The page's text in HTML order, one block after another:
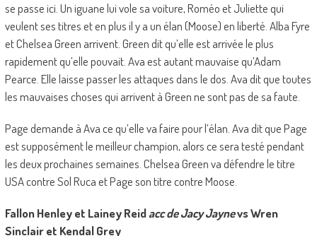
se passe ici. Un iguane lui vole sa voiture, Roméo et Juliette qui
veulent ses titres et en plus il y a un élan (Moose) en liberté. Alba Fyre
et Chelsea Green arrivent. Green dit qu’elle est arrivée le plus
rapidement qu’elle pouvait. Ava est autant mauvaise qu’Adam
Pearce. Elle laisse passer les attaques dans le dos. Ava dit que toutes
les mauvaises choses qui arrivent à Green ne sont pas de sa faute.
Page demande à Ava ce qu’elle va faire pour l’élan. Ava dit que Page
est supposément le meilleur champion, alors ce sera testé pendant
les deux prochaines semaines. Chelsea Green va défendre le titre
USA contre Sol Ruca et Page son titre contre Moose.
Fallon Henley et Lainey Reidacc de Jacy Jaynevs Wren
Sinclair et Kendal Grey